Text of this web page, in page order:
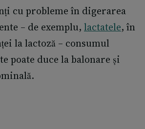
cu probleme în digerarea
– de exemplu, lactatele, în
la lactoză – consumul
poate duce la balonare și